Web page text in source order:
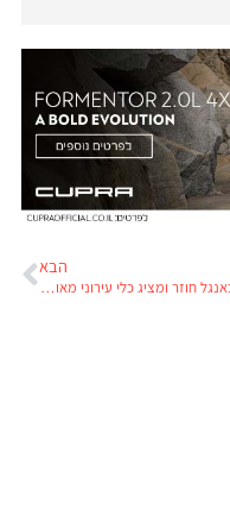
הבא
כריס באנגל חוזר ומציג כלי עירוני מאוד לא שגרתי